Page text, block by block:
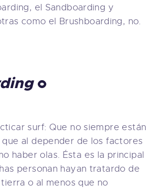
el Sandboarding y
como el Brushboarding, no.
o
surf: Que no siempre están
al depender de los factores
haber olas. Ésta es la principal
personan hayan tratardo de
o al menos que no